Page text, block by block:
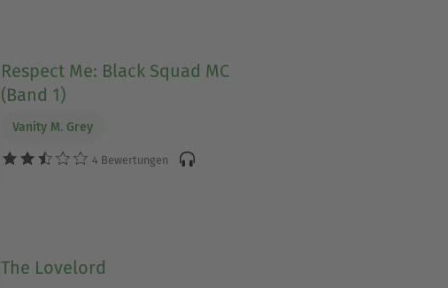
Respect Me: Black Squad MC
(Band 1)
Vanity M. Grey
4 Bewertungen
The Lovelord